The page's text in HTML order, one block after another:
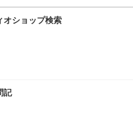
オショップ検索
記